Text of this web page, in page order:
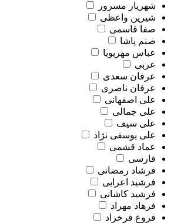
شهریار مسرور
شیرین واعظی
صفا قاسمی
صنم پاشا
عباس مهرپویا
عربی
عرفان سعدی
عرفان ناصری
علی اصفهانی
علی جمالی
علی سیف
علی یوسفی نژاد
عماد قشمی
فارسی
فرشاد رمضانی
فرشید اعرابی
فرشید کاشانی
فرهاد مهراد
فروغ فرخزاد